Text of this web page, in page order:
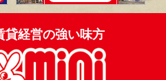
貸経営の強い味方